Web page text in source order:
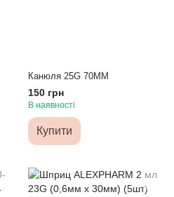
Канюля 25G 70MM
150 грн
В наявності
Купити